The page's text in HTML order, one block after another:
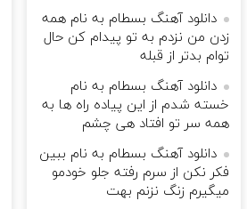
دانلود آهنگ بسطام به نام همه
زدن من نزدم به تو پیدام کن حال
توام بدتر از قبله
دانلود آهنگ بسطام به نام
خسته شدم از این پیاده راه ها به
همه سر تو افتاد هی چشم
دانلود آهنگ بسطام به نام ببین
فکر نکن از سرم رفته جلو خودمو
میگیرم زنگ نزنم بهت